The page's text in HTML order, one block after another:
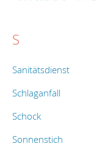
S
Sanitätsdienst
Schlaganfall
Schock
Sonnenstich